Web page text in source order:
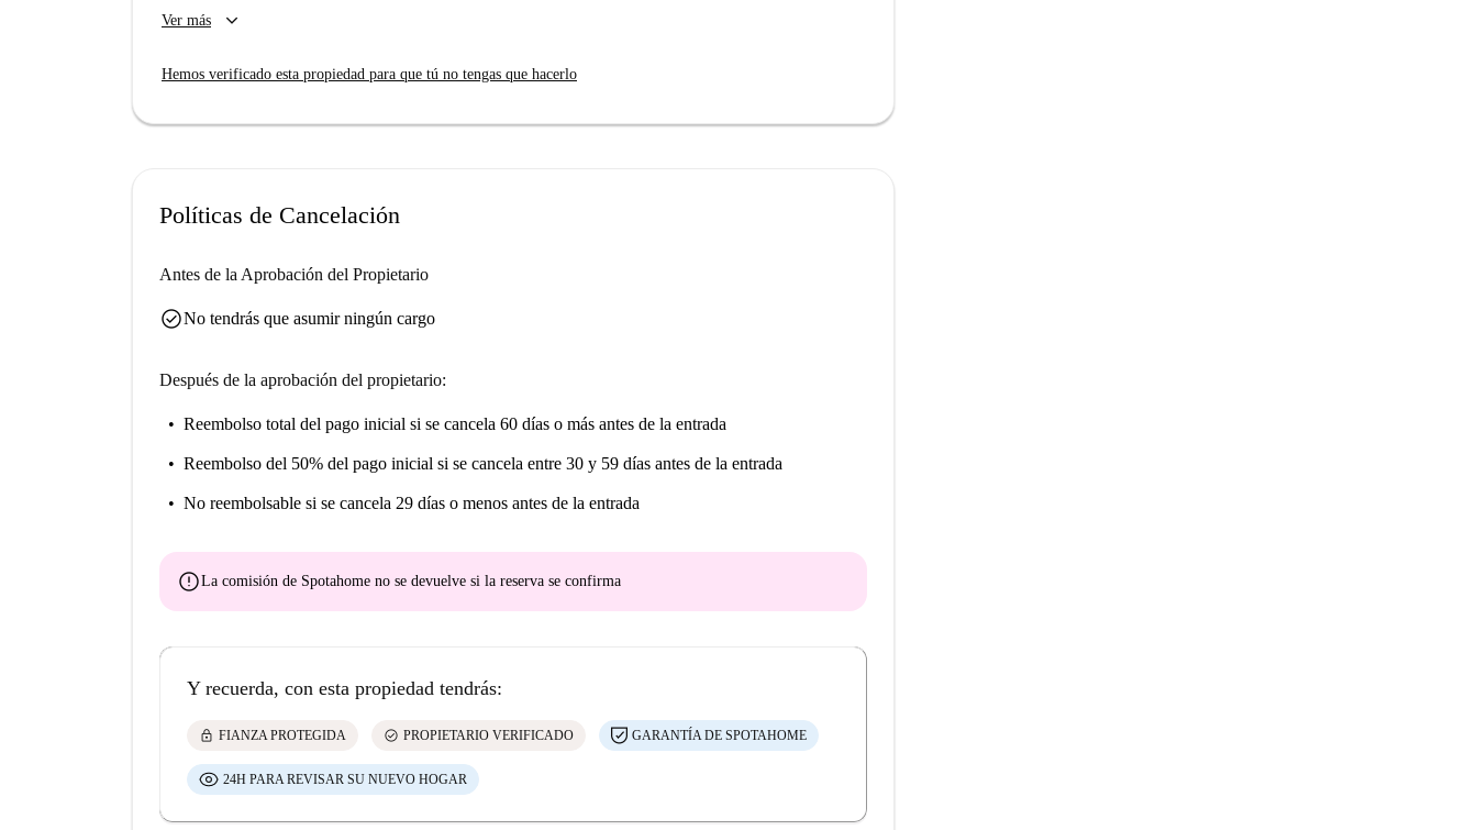
y caminar cómodamente.
Ver más keyboard_arrow_down
Hemos verificado esta propiedad para que tú no tengas que hacerlo
Políticas de Cancelación
Antes de la Aprobación del Propietario
check_circleNo tendrás que asumir ningún cargo
Después de la aprobación del propietario:
Reembolso total del pago inicial si se cancela 60 días o más antes de la entrada
Reembolso del 50% del pago inicial si se cancela entre 30 y 59 días antes de la entrada
No reembolsable si se cancela 29 días o menos antes de la entrada
errorLa comisión de Spotahome no se devuelve si la reserva se confirma
Y recuerda, con esta propiedad tendrás:
lock FIANZA PROTEGIDA check_circle PROPIETARIO VERIFICADO GARANTÍA DE SPOTAHOME
24H PARA REVISAR SU NUEVO HOGAR